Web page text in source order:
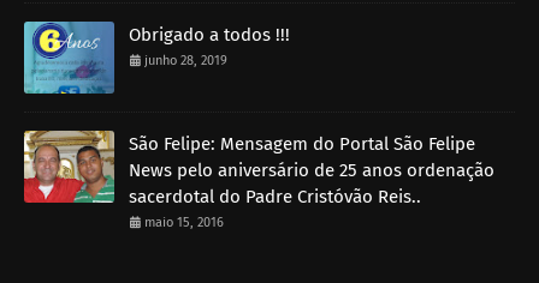
Obrigado a todos !!!
junho 28, 2019
São Felipe: Mensagem do Portal São Felipe
News pelo aniversário de 25 anos ordenação
sacerdotal do Padre Cristóvão Reis..
maio 15, 2016